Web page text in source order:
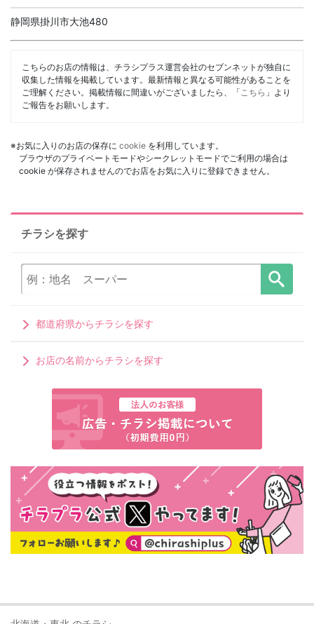
静岡県掛川市大池480
こちらのお店の情報は、チラシプラス運営会社のセブンネットが独自に
収集した情報を掲載しています。最新情報と異なる可能性があることを
ご理解ください。掲載情報に間違いがございましたら、「 こちら 」より
ご報告をお願いします。
※お気に入りのお店の保存に cookie を利用しています。
ブラウザのプライベートモードやシークレットモードでご利用の場合は
cookie が保存されませんのでお店をお気に入りに登録できません。
チラシを探す
都道府県からチラシを探す
お店の名前からチラシを探す